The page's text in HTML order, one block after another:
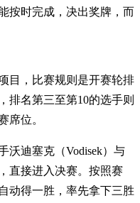
按时完成，决出奖牌，而
目，比赛规则是开赛轮排
排名第三至第10的选手则
席位。
沃迪塞克（Vodisek）与
直接进入决赛。按照赛
动得一胜，率先拿下三胜